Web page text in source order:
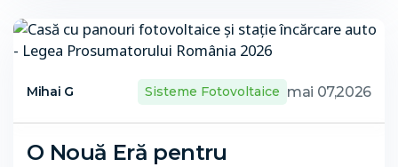
Mihai G Sisteme Fotovoltaice mai 07,2026
O Nouă Eră pentru